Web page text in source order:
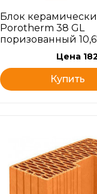
Блок
Porotherm 38 GL
поризованный
Цена
Купить